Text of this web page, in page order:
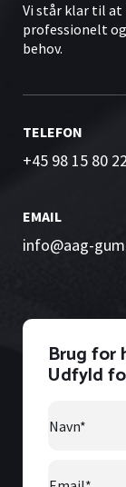
Vi står klar til
professionelt
behov.
TELEFON
+45 98 15 80 22
EMAIL
info@aag-
Brug for
Udfyld